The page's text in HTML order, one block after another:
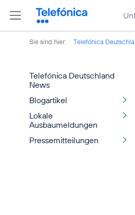
Sie sind hier: Telefónica
Telefónica Deutschland
News
Blogartikel
Lokale
Ausbaumeldungen
Pressemitteilungen